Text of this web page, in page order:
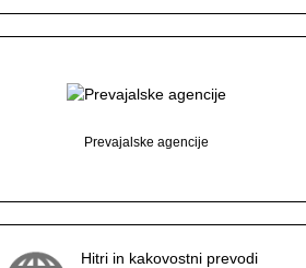
Prevajalske agencije
Hitri in kakovostni prevodi